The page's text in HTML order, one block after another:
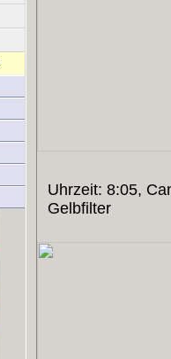
Uhrzeit: 8:05,
Gelbfilter